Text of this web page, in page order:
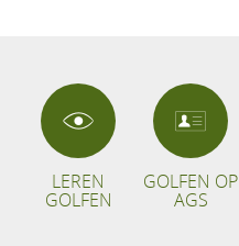
LEREN
GOLFEN
GOLFEN OP
AGS